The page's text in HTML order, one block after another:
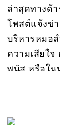
ล่าสุดทางด้า
โพสต์แจ้งข่า
บริหารหมอ
ความเสียใ
พนัส หรือใน